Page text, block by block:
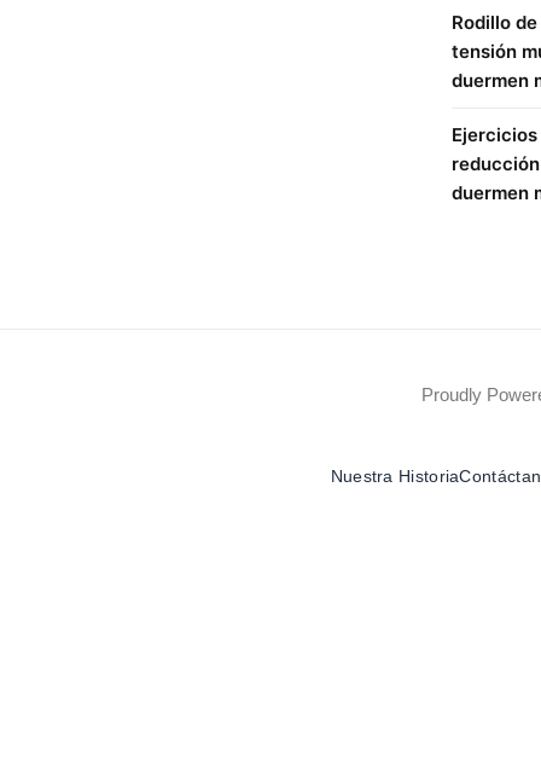
Rodillo
tensión
duermen
duermen
Proudly
Nuestra Historia